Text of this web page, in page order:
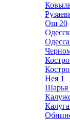
Ош 20
Одесса
Нея 1
Шарья
Калуга